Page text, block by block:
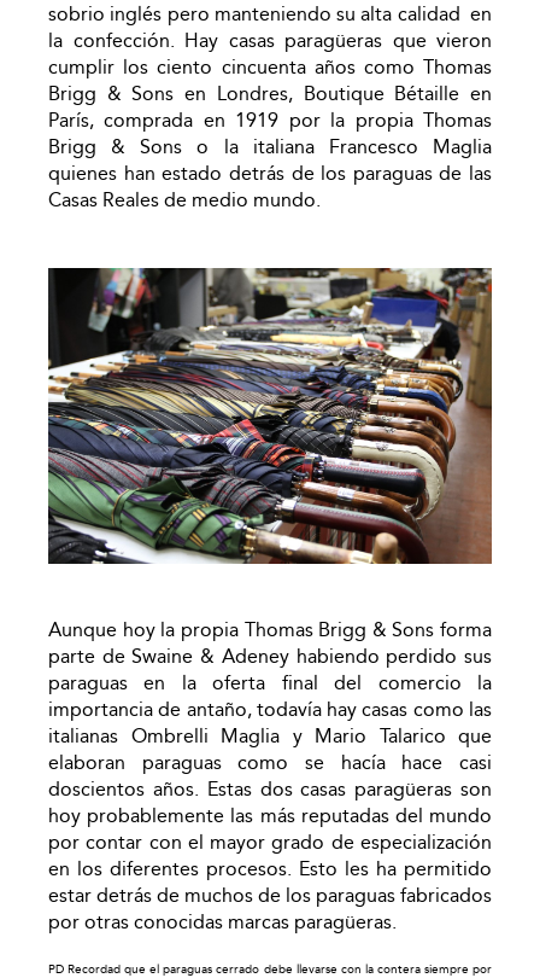
sobrio inglés pero manteniendo su alta calidad en
la confección. Hay casas paragüeras que vieron
cumplir los ciento cincuenta años como Thomas
Brigg & Sons en Londres, Boutique Bétaille en
París, comprada en 1919 por la propia Thomas
Brigg & Sons o la italiana Francesco Maglia
quienes han estado detrás de los paraguas de las
Casas Reales de medio mundo.
Aunque hoy la propia Thomas Brigg & Sons forma
parte de Swaine & Adeney habiendo perdido sus
paraguas en la oferta final del comercio la
importancia de antaño, todavía hay casas como las
italianas Ombrelli Maglia y Mario Talarico que
elaboran paraguas como se hacía hace casi
doscientos años. Estas dos casas paragüeras son
hoy probablemente las más reputadas del mundo
por contar con el mayor grado de especialización
en los diferentes procesos. Esto les ha permitido
estar detrás de muchos de los paraguas fabricados
por otras conocidas marcas paragüeras.
PD Recordad que el paraguas cerrado debe llevarse con la contera siempre por